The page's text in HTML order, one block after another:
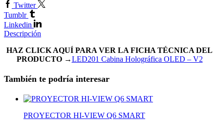
Twitter
Tumblr
Linkedin
Descripción
HAZ CLICK AQUÍ PARA VER LA FICHA TÉCNICA DEL
PRODUCTO →LED201 Cabina Holográfica OLED – V2
También te podría interesar
PROYECTOR HI-VIEW Q6 SMART